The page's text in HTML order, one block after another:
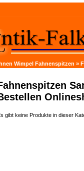
Wimpel Fahnenspitzen »
gibt keine Produkte in dieser